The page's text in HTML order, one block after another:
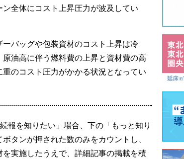
全体にコスト上昇圧力が波及してい
バッグや包装資材のコスト上昇は冷
油高に伴う燃料費の上昇と資材費の高
のコスト圧力がかかる状況となってい
報を知りたい」場合、下の「もっと知り
タンが押された数のみをカウントし、
実施したうえで、詳細記事の掲載を積